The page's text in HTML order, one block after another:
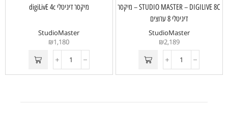
STUDIO MASTER – DIGILIVE 8C – מיקסר
דיגיטלי 8 ערוצים
StudioMaster
₪2,189
מיקסר דיגיטלי digiLivE 4c
StudioMaster
₪1,180